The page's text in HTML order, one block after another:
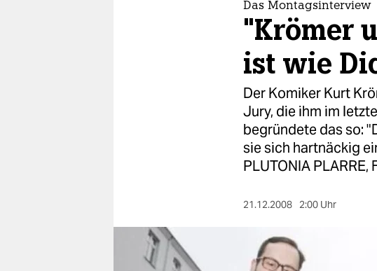
wahrheit
verlag
Das Montagsinterview
"Krömer
ist wie
Der Komiker Kurt
Jury, die ihm im
begründete das so:
sie sich hartnäckig
PLUTONIA PLARRE,
21.12.2008 2:00 Uhr